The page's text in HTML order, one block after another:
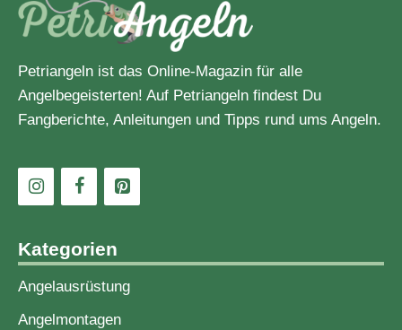
Petriangeln ist das Online-Magazin für alle
Angelbegeisterten! Auf Petriangeln findest Du
Fangberichte, Anleitungen und Tipps rund ums Angeln.
Kategorien
Angelausrüstung
Angelmontagen